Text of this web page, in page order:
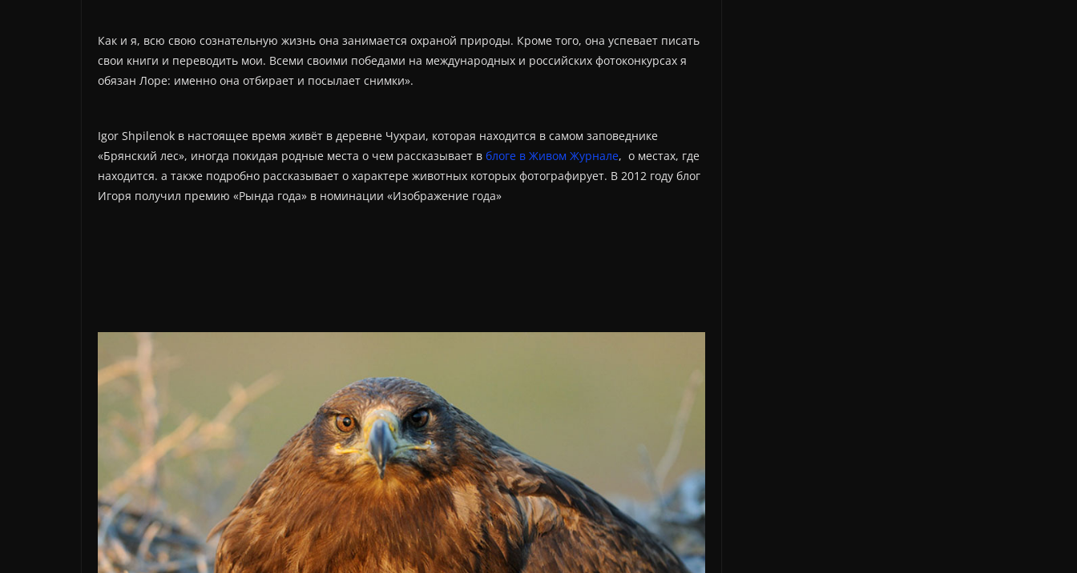
Как и я, всю свою сознательную жизнь она занимается охраной природы. Кроме того, она успевает писать
свои книги и переводить мои. Всеми своими победами на международных и российских фотоконкурсах я
обязан Лоре: именно она отбирает и посылает снимки».
Igor Shpilenok в настоящее время живёт в деревне Чухраи, которая находится в самом заповеднике
«Брянский лес», иногда покидая родные места о чем рассказывает в блоге в Живом Журнале, о местах, где
находится. а также подробно рассказывает о характере животных которых фотографирует. В 2012 году блог
Игоря получил премию «Рында года» в номинации «Изображение года»